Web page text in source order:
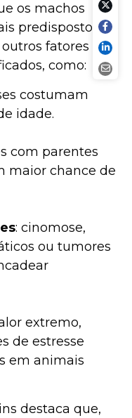
os machos
predispostos do
fatores de
como:
costumam
idade.
com parentes
maior chance de
: cinomose,
ou tumores
extremo,
de estresse
em animais
destaca que,